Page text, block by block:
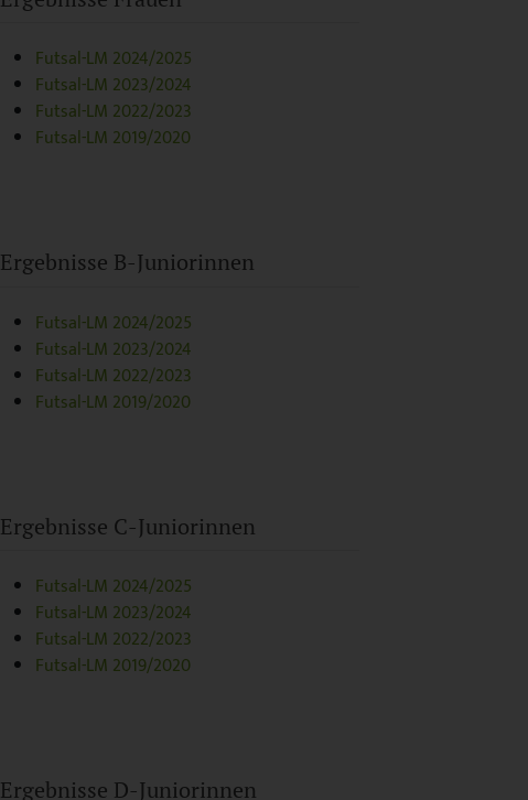
Futsal-LM 2024/2025
Futsal-LM 2023/2024
Futsal-LM 2022/2023
Futsal-LM 2019/2020
Ergebnisse B-Juniorinnen
Futsal-LM 2024/2025
Futsal-LM 2023/2024
Futsal-LM 2022/2023
Futsal-LM 2019/2020
Ergebnisse C-Juniorinnen
Futsal-LM 2024/2025
Futsal-LM 2023/2024
Futsal-LM 2022/2023
Futsal-LM 2019/2020
Ergebnisse D-Juniorinnen